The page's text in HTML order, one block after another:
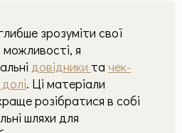
зрозуміти свої
я
довідники та чек-
. Ці матеріали
розібратися в собі
шляхи для